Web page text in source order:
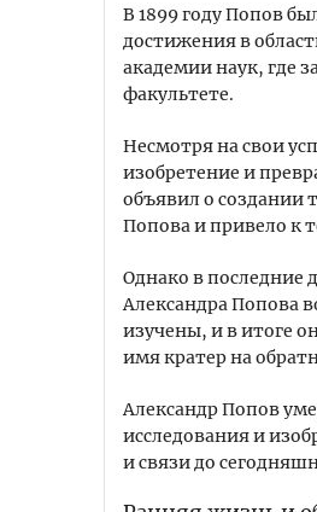
В 1899 году Попов
достижения в
академии наук, где
факультете.
Несмотря на свои
изобретение и
объявил о создании
Попова и привело к
Однако в последние
Александра Попова
изучены, и в итоге
имя кратер на
Александр Попов
исследования и
и связи до